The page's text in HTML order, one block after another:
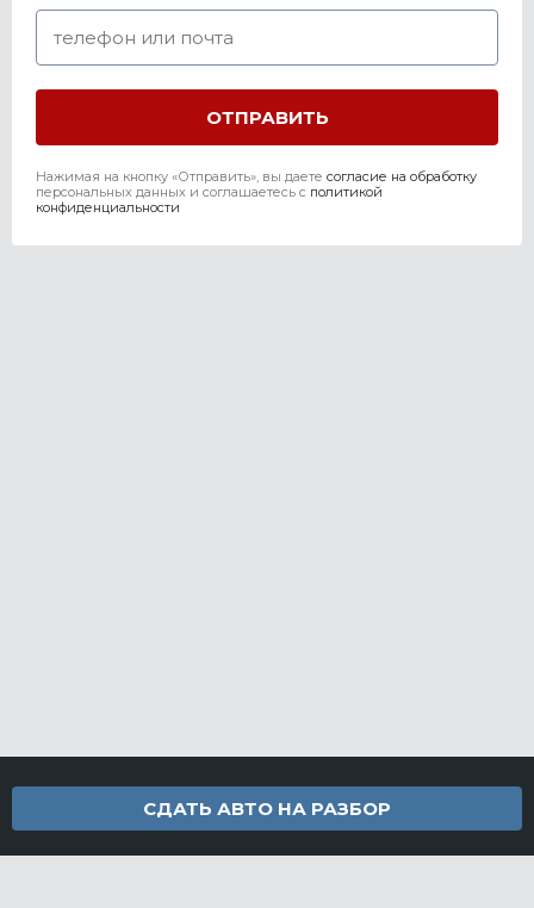
Нажимая на кнопку «Отправить», вы даете согласие на обработку
персональных данных и соглашаетесь c политикой
конфиденциальности
СДАТЬ АВТО НА РАЗБОР